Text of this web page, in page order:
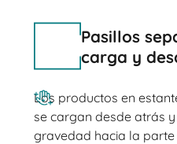
Pasillos
carga y
Los productos en
se cargan desde atrás
gravedad hacia la